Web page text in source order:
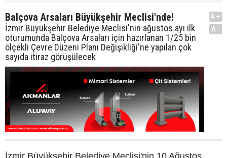
Balçova Arsaları Büyükşehir Meclisi'nde!
İzmir Büyükşehir Belediye Meclisi'nin ağustos ayı ilk
oturumunda Balçova Arsaları için hazırlanan 1/25 bin
ölçekli Çevre Düzeni Planı Değişikliği'ne yapılan çok
sayıda itiraz görüşülecek
A+
A-